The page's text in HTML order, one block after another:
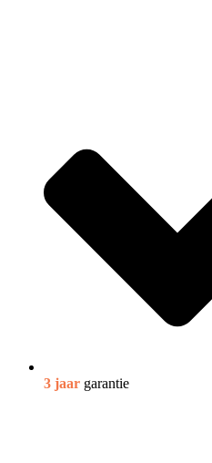
3 jaar garantie